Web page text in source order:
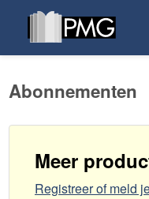
Abonnementen
Meer
Registreer of meld